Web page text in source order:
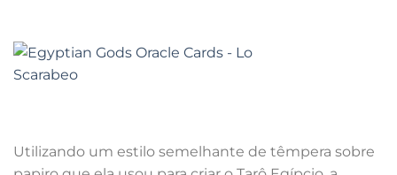
Utilizando um estilo semelhante de têmpera sobre